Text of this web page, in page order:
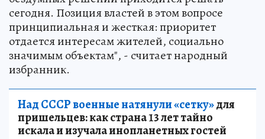
сегодня. Позиция властей в этом вопросе
принципиальная и жесткая: приоритет
отдается интересам жителей, социально
значимым объектам", - считает народный
избранник.
Над СССР военные натянули «сетку»для
пришельцев: как страна 13 лет тайно
искала и изучала инопланетных гостей